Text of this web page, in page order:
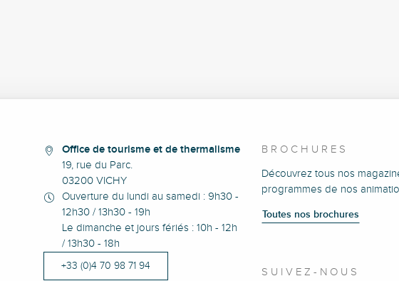
Office de tourisme et de thermalisme
19, rue du Parc.
03200 VICHY
Ouverture du lundi au samedi : 9h30 -
12h30 / 13h30 - 19h
Le dimanche et jours fériés : 10h - 12h
/ 13h30 - 18h
+33 (0)4 70 98 71 94
BROCHURES
Découvrez tous nos
programmes de nos
Toutes nos brochures
SUIVEZ-NOUS